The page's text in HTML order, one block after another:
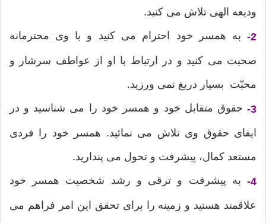
ودیعه الهی تلاش می کنید.
2- به همسر خود احترام می کنید و با وی محترمانه
صحبت می کنید و در ارتباط با او از عواطف سرشار و
محبّت بسیار دریغ نمی ورزید.
3- حقوق متقابل خود و همسر خود را می شناسید و در
ایفای حقوق وی تلاش می نمائید. همسر خود را فردی
مستعد کمال، پیشرفت و تحول می پندارید.
4- به پیشرفت و ترقی و رشد شخصیت همسر خود
علاقمند هستید و زمینه را برای تحقق این امر فراهم می